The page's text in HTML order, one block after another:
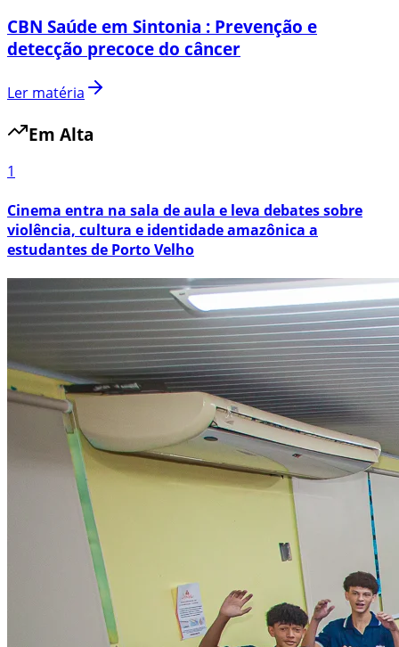
CBN Saúde em Sintonia : Prevenção e
detecção precoce do câncer
Ler matéria
Em Alta
1
Cinema entra na sala de aula e leva debates sobre
violência, cultura e identidade amazônica a
estudantes de Porto Velho